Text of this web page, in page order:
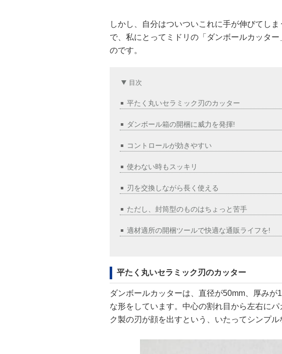
しかし、自分はついついこれに手が伸びてし
で、私にとってミドリの「ダンボールカッタ
のです。
目次
平たく丸いセラミック刃のカッター
ダンボール箱の開梱に威力を発揮!
コントロールが効きやすい
使わない時もスッキリ
刃を交換しながら長く使える
ただし、封筒型のものはちょっと苦手
適材適所の開梱ツールで快適な通販ライフを!
平たく丸いセラミック刃のカッター
ダンボールカッターは、直径が50mm、厚みが
な形をしています。中心の割れ目から左右に
ク製の刃が顔を出すという、いたってシンプル